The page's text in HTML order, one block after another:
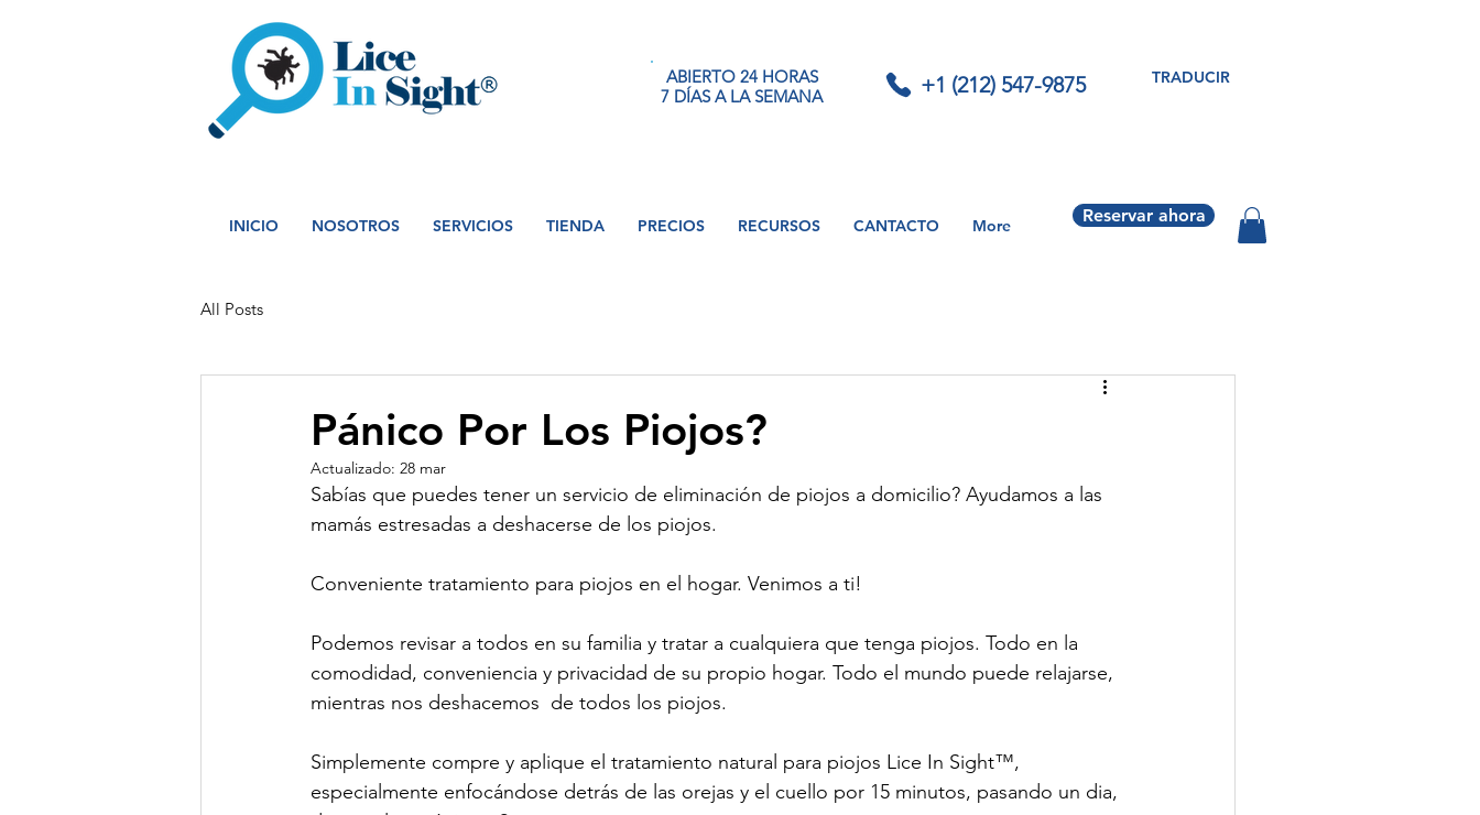
ABIERTO 24 HORAS
7 DÍAS A LA SEMANA
+1 (212) 547-9875 TRADUCIR
INICIO NOSOTROS SERVICIOS TIENDA PRECIOS RECURSOS CANTACTO More Reservar ahora
All Posts
Pánico Por Los Piojos?
Actualizado: 28 mar
Sabías que puedes tener un servicio de eliminación de piojos a domicilio? Ayudamos a las
mamás estresadas a deshacerse de los piojos.
Conveniente tratamiento para piojos en el hogar. Venimos a ti!
Podemos revisar a todos en su familia y tratar a cualquiera que tenga piojos. Todo en la
comodidad, conveniencia y privacidad de su propio hogar. Todo el mundo puede relajarse,
mientras nos deshacemos  de todos los piojos.
Simplemente compre y aplique el tratamiento natural para piojos Lice In Sight™,
especialmente enfocándose detrás de las orejas y el cuello por 15 minutos, pasando un dia,